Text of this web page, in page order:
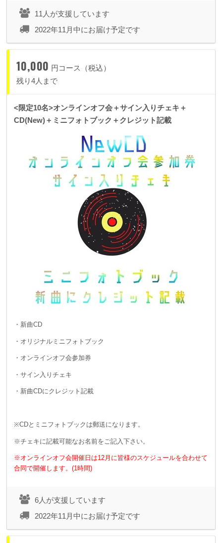
11人が支援しています
2022年11月中にお届け予定です
10,000 円コース（税込）
残り4人まで
<限定10名>オンラインオフ会＋サイン入りチェキ＋
CD(New)＋ミニフォトブック＋クレジット記載
・新曲CD
・オリジナルミニフォトブック
・オンラインオフ会参加券
・サイン入りチェキ
・新曲CDにクレジット記載
※CDとミニフォトブックは郵送になります。
※チェキに記載可能なお名前をご記入下さい。
※オンラインオフ会開催日は12月に皆様のスケジュールを合わせて
合同で開催します。(1時間)
6人が支援しています
2022年11月中にお届け予定です